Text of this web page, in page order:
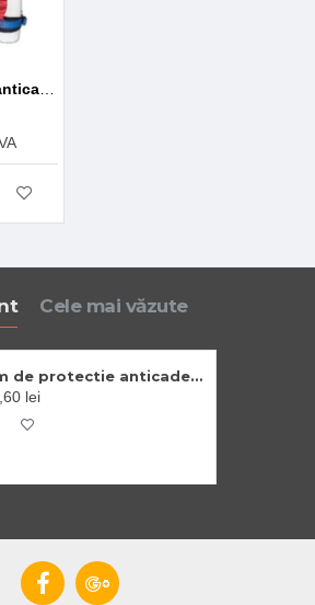
Cele mai văzute
Ham de protectie anticadere in 4 puncte, recomandat pentru lucrul la inaltime [FP19] Rosu
lei